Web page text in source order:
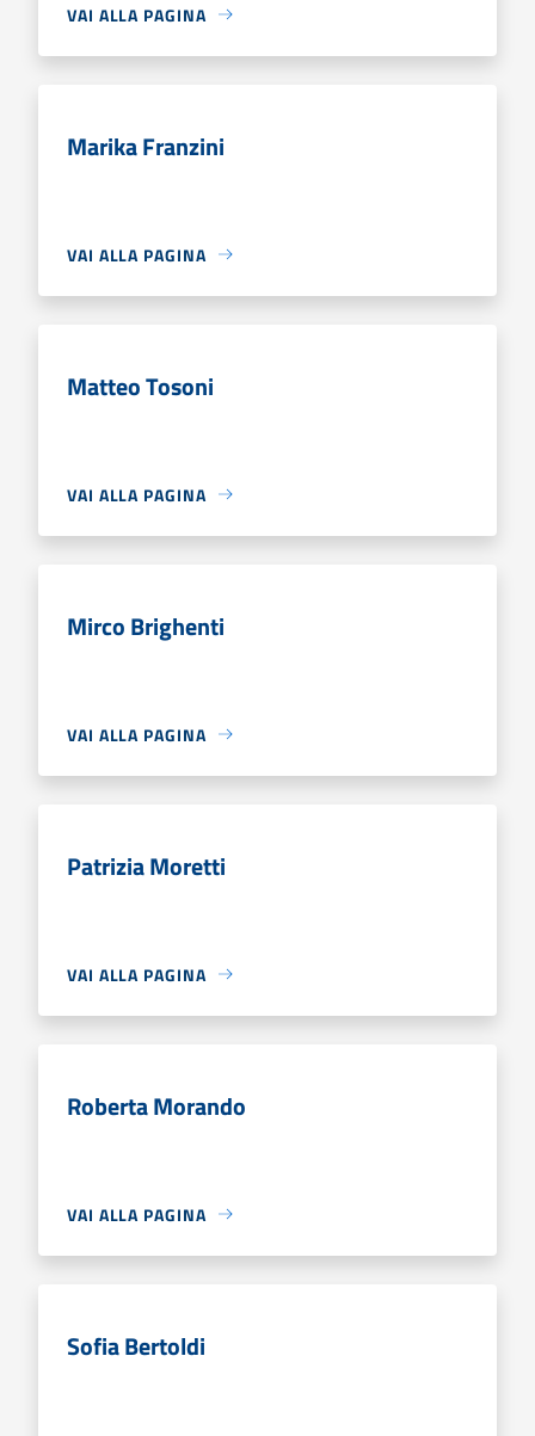
VAI ALLA PAGINA
Marika Franzini
VAI ALLA PAGINA
Matteo Tosoni
VAI ALLA PAGINA
Mirco Brighenti
VAI ALLA PAGINA
Patrizia Moretti
VAI ALLA PAGINA
Roberta Morando
VAI ALLA PAGINA
Sofia Bertoldi